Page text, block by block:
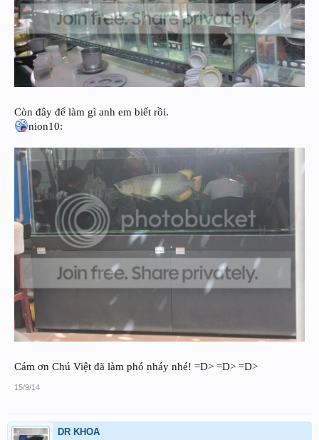
Còn đây để làm gì anh em biết rồi.
nion10:
Cám ơn Chú Việt đã làm phó nháy nhé! =D> =D> =D>
15/9/14
DR KHOA